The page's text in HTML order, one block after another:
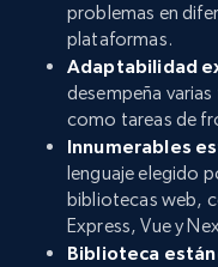
problemas en
plataformas.
Adaptabilidad
desempeña
como tareas de
Innumerables
lenguaje elegido
bibliotecas web,
Express, Vue y
Biblioteca